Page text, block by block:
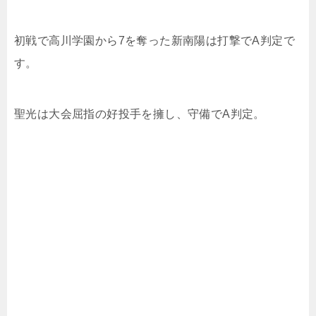
初戦で高川学園から7を奪った新南陽は打撃でA判定で
す。
聖光は大会屈指の好投手を擁し、守備でA判定。